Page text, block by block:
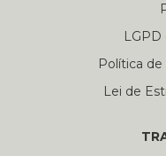
LGPD
Política
Lei de